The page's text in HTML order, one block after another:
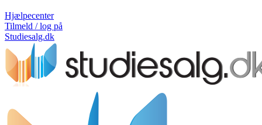
Hjælpecenter
Tilmeld / log på
Studiesalg.dk